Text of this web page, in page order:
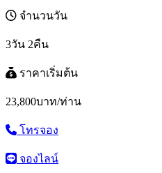
จำนวนวัน
3วัน 2คืน
ราคาเริ่มต้น
23,800บาท/ท่าน
โทรจอง
จองไลน์